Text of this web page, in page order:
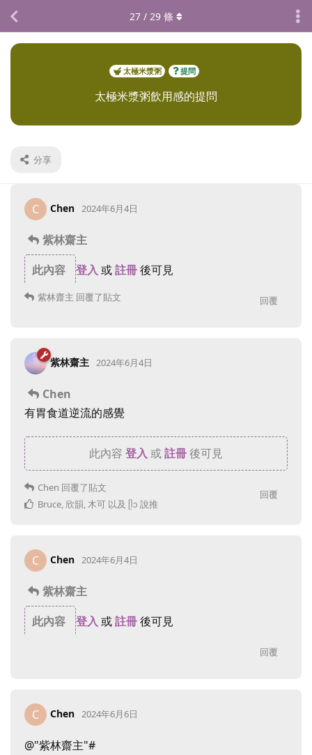
太極米漿粥 提問
太極米漿粥飲用感的提問
分享
27 / 29 條
C Chen 2024年6月4日
紫林齋主
此內容
登入 或註冊後可見
回覆
紫林齋主 回覆了貼文
紫林齋主 2024年6月4日
Chen
有胃食道逆流的感覺
此內容 登入 或註冊後可見
回覆
Chen 回覆了貼文
Bruce, 欣韻,木可 以及 ᥫᩣ 說推
C Chen 2024年6月4日
紫林齋主
此內容
登入 或註冊後可見
回覆
C Chen 2024年6月6日
@"紫林齋主"#